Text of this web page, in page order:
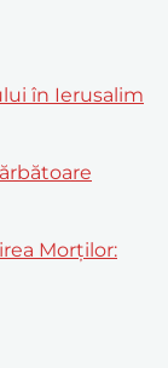
în Ierusalim
Morților: